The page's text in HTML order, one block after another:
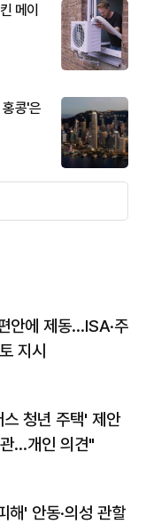
메이
홍콩'은
안에 제동…ISA·주
지시
청년 주택' 제안
…개인 의견"
해' 안동·의성 관할